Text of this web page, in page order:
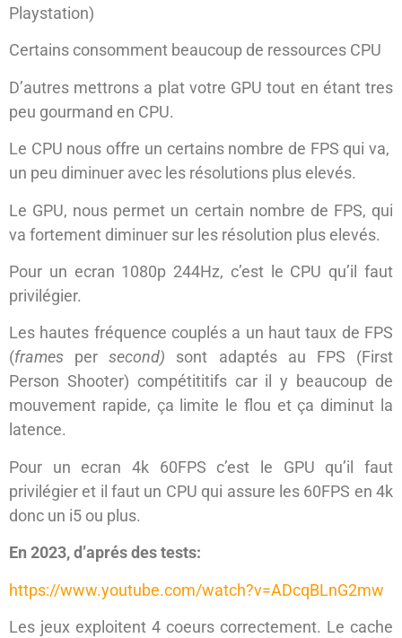
Playstation)
Certains consomment beaucoup de ressources CPU
D’autres mettrons a plat votre GPU tout en étant tres
peu gourmand en CPU.
Le CPU nous offre un certains nombre de FPS qui va,
un peu diminuer avec les résolutions plus elevés.
Le GPU, nous permet un certain nombre de FPS, qui
va fortement diminuer sur les résolution plus elevés.
Pour un ecran 1080p 244Hz, c’est le CPU qu’il faut
privilégier.
Les hautes fréquence couplés a un haut taux de FPS
(frames persecond) sont adaptés au FPS (First
Person Shooter) compétititifs car il y beaucoup de
mouvement rapide, ça limite le flou et ça diminut la
latence.
Pour un ecran 4k 60FPS c’est le GPU qu’il faut
privilégier et il faut un CPU qui assure les 60FPS en 4k
donc un i5 ou plus.
En 2023, d’aprés des tests:
https://www.youtube.com/watch?v=ADcqBLnG2mw
Les jeux exploitent 4 coeurs correctement. Le cache